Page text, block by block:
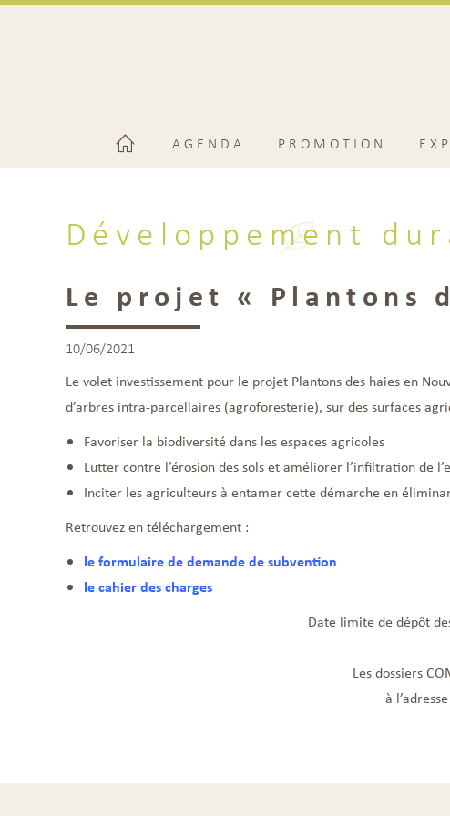
AGENDA PROMOTION
Développement
Le projet « Plantons
10/06/2021
Le volet investissement pour le projet Plantons des haies en
d’arbres intra-parcellaires (agroforesterie), sur des surfaces
Favoriser la biodiversité dans les espaces agricoles
Lutter contre l’érosion des sols et améliorer l’infiltration de
Inciter les agriculteurs à entamer cette démarche en
Retrouvez en téléchargement :
le formulaire de demande de subvention
le cahier des charges
Date limite de dépôt
Les dossiers
à